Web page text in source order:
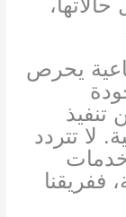
يحرص
تنفيذ
لا تتردد
ففريقنا